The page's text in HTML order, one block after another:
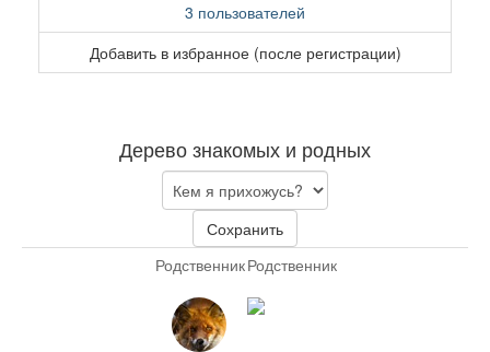
3 пользователей
Добавить в избранное (после регистрации)
Дерево знакомых и родных
Сохранить
РодственникРодственник